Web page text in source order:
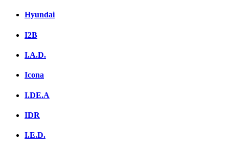
Hyundai
I2B
I.A.D.
Icona
I.DE.A
IDR
I.E.D.